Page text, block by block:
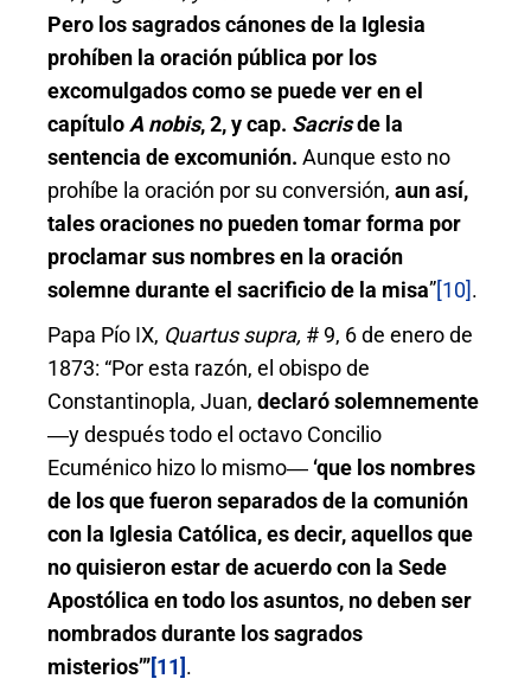
Pero los sagrados cánones de la Iglesia
prohíben la oración pública por los
excomulgados como se puede ver en el
capítuloA nobis, 2, y cap. Sacrisde la
sentencia de excomunión.Aunque esto no
prohíbe la oración por su conversión,aun así,
tales oraciones no pueden tomar forma por
proclamar sus nombres en la oración
solemne durante el sacrificio de la misa”[10].
Papa Pío IX, Quartus supra, # 9, 6 de enero de
1873: “Por esta razón, el obispo de
Constantinopla, Juan,declaró solemnemente
―y después todo el octavo Concilio
Ecuménico hizo lo mismo― ‘que los nombres
de los que fueron separados de la comunión
con la Iglesia Católica, es decir, aquellos que
no quisieron estar de acuerdo con la Sede
Apostólica en todo los asuntos, no deben ser
nombrados durante los sagrados
misterios’”[11].